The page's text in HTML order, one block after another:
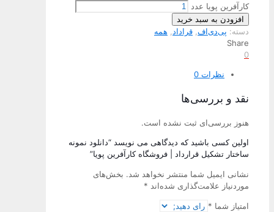
کارآفرین پویا عدد
افزودن به سبد خرید
دسته:پی‌دی‌اف, قراداد,همه
Share
نظرات0
نقد و بررسی‌ها
هنوز بررسی‌ای ثبت نشده است.
اولین کسی باشید که دیدگاهی می نویسد “دانلود نمونه
ساختار تشکیل قرارداد | فروشگاه کارآفرین پویا”
نشانی ایمیل شما منتشر نخواهد شد. بخش‌های
موردنیاز علامت‌گذاری شده‌اند*
امتیاز شما*